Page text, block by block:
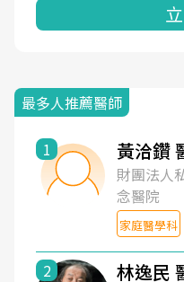
最多人推薦醫師
1 黃洽鑽
財團法人
念醫院
家庭醫學科
2 林逸民